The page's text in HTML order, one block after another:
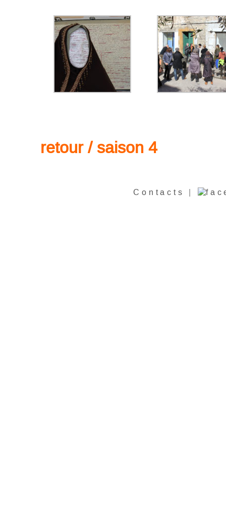
retour / saison 4
Contacts |